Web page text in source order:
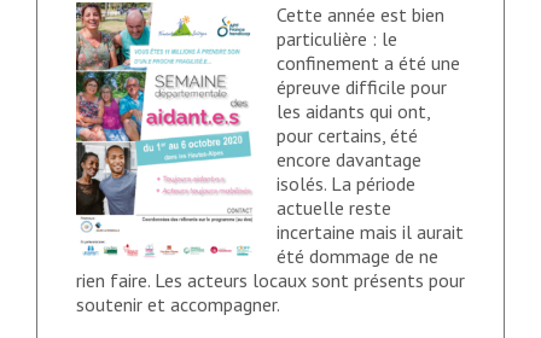
Cette année est bien
particulière : le
confinement a été une
épreuve difficile pour
les aidants qui ont,
pour certains, été
encore davantage
isolés. La période
actuelle reste
incertaine mais il aurait
été dommage de ne
rien faire. Les acteurs locaux sont présents pour
soutenir et accompagner.